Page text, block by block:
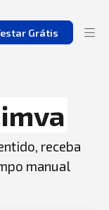
Grátis
receba
manual